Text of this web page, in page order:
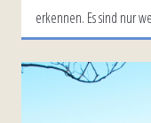
erkennen. Es sind nur